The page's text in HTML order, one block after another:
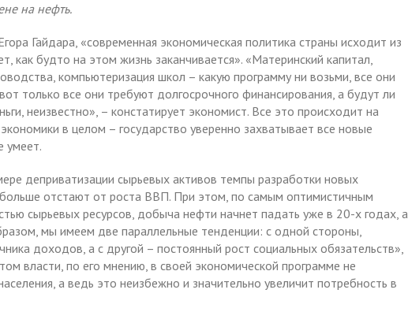
на нефть.
Гайдара, «современная экономическая политика страны исходит из
как будто на этом жизнь заканчивается». «Материнский капитал,
компьютеризация школ – какую программу ни возьми, все они
только все они требуют долгосрочного финансирования, а будут ли
неизвестно», – констатирует экономист. Все это происходит на
в целом – государство уверенно захватывает все новые
умеет.
деприватизации сырьевых активов темпы разработки новых
отстают от роста ВВП. При этом, по самым оптимистичным
сырьевых ресурсов, добыча нефти начнет падать уже в 20-х годах, а
мы имеем две параллельные тенденции: с одной стороны,
доходов, а с другой – постоянный рост социальных обязательств»,
власти, по его мнению, в своей экономической программе не
а ведь это неизбежно и значительно увеличит потребность в